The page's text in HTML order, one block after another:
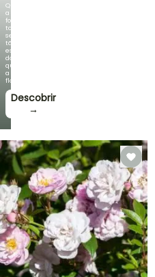
Quando
a
folhagem
torna-
se
tão
espetacular
do
que
a
floração!
Descobrir
→